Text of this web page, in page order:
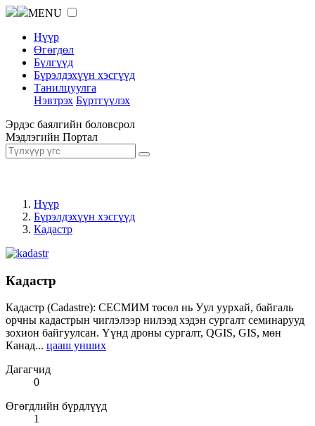
MENU
Нүүр
Өгөгдөл
Бүлгүүд
Бүрэлдэхүүн хэсгүүд
Танилцуулга
Нэвтрэх Бүртгүүлэх
Эрдэс баялгийн боловсрол
Мэдлэгийн Портал
Нүүр
Бүрэлдэхүүн хэсгүүд
Кадастр
Кадастр
Кадастр (Cadastre): СЕСМИМ төсөл нь Уул уурхай, байгаль
орчны кадастрын чиглэлээр нилээд хэдэн сургалт семинарууд
зохион байгуулсан. Үүнд дроны сургалт, QGIS, GIS, мөн
Канад... цааш унших
Дагагчид
0
Өгөгдлийн бүрдлүүд
1